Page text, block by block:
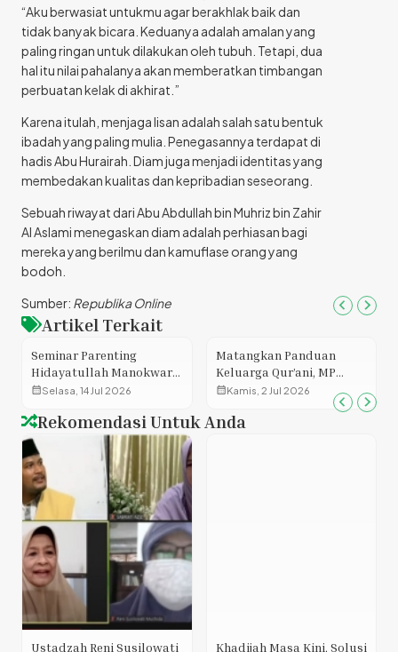
“Aku berwasiat untukmu agar berakhlak baik dan
tidak banyak bicara. Keduanya adalah amalan yang
paling ringan untuk dilakukan oleh tubuh. Tetapi, dua
hal itu nilai pahalanya akan memberatkan timbangan
perbuatan kelak di akhirat.”
Karena itulah, menjaga lisan adalah salah satu bentuk
ibadah yang paling mulia. Penegasannya terdapat di
hadis Abu Hurairah. Diam juga menjadi identitas yang
membedakan kualitas dan kepribadian seseorang.
Sebuah riwayat dari Abu Abdullah bin Muhriz bin Zahir
Al Aslami menegaskan diam adalah perhiasan bagi
mereka yang berilmu dan kamuflase orang yang
bodoh.
Sumber: Republika Online
Artikel Terkait
Seminar Parenting
Hidayatullah Manokwari
Perkuat Sinergi Orang
Mendidik Generasi Saleh
calendar_monthSelasa, 14 Jul 2026
Matangkan Panduan
Keluarga Qur’ani, MP
Mushida Adakan Curah
Gagasan Bersama Komite
Pakar
calendar_monthKamis, 2 Jul 2026
Rekomendasi Untuk Anda
Ustadzah Reni Susilowati Khadijah Masa Kini, Solusi